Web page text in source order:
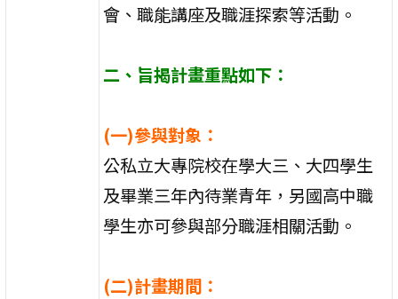
會、職能講座及職涯探索等活動。
二、旨揭計畫重點如下：
(一)參與對象：
公私立大專院校在學大三、大四學生
及畢業三年內待業青年，另國高中職
學生亦可參與部分職涯相關活動。
(二)計畫期間：